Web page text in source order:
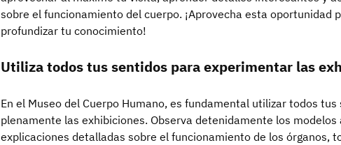
sobre el funcionamiento del cuerpo. ¡Aprovecha esta oportunidad
profundizar tu conocimiento!
Utiliza todos tus sentidos para experimentar las
En el Museo del Cuerpo Humano, es fundamental utilizar todos
plenamente las exhibiciones. Observa detenidamente los
explicaciones detalladas sobre el funcionamiento de los órganos,